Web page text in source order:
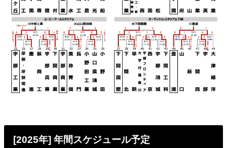
[2025年] 年間スケジュール予定